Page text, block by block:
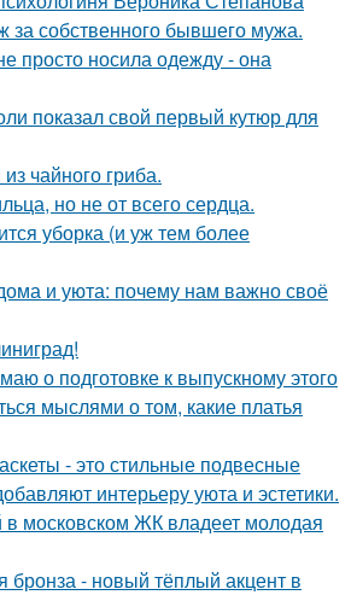
собственного бывшего мужа.
просто носила одежду - она
показал свой первый кутюр для
чайного гриба.
но не от всего сердца.
уборка (и уж тем более
и уюта: почему нам важно своё
о подготовке к выпускному этого
мыслями о том, какие платья
- это стильные подвесные
интерьеру уюта и эстетики.
в московском ЖК владеет молодая
- новый тёплый акцент в